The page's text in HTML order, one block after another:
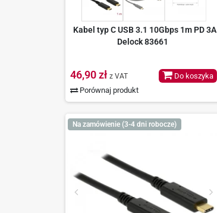
Kabel typ C USB 3.1 10Gbps 1m PD 3A
Delock 83661
46,90 zł z VAT
Porównaj produkt
Do koszyka
Na zamówienie (3-4 dni robocze)